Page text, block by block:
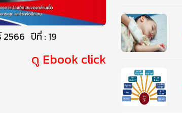
2566 ปีที่ : 19
ดู Ebook click